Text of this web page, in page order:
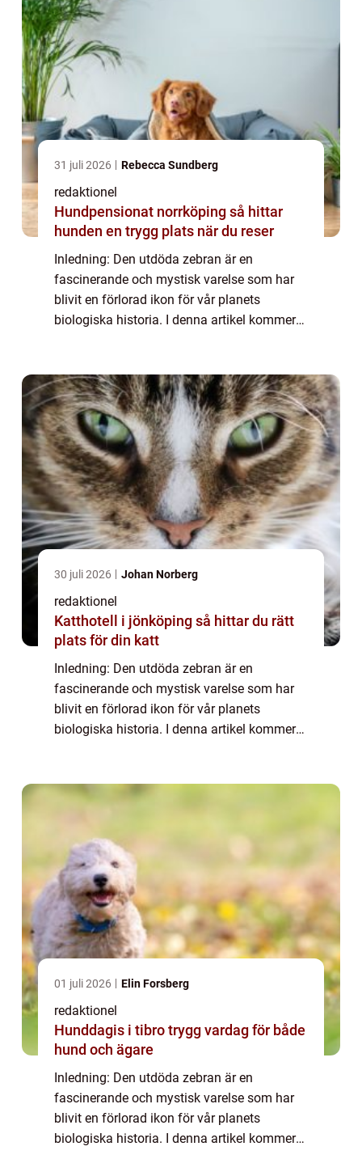
31 juli 2026 Rebecca Sundberg
redaktionel
Hundpensionat norrköping så hittar
hunden en trygg plats när du reser
Inledning: Den utdöda zebran är en
fascinerande och mystisk varelse som har
blivit en förlorad ikon för vår planets
biologiska historia. I denna artikel kommer
mätningar so...
30 juli 2026 Johan Norberg
redaktionel
Katthotell i jönköping så hittar du rätt
plats för din katt
Inledning: Den utdöda zebran är en
fascinerande och mystisk varelse som har
blivit en förlorad ikon för vår planets
biologiska historia. I denna artikel kommer
mätningar so...
01 juli 2026 Elin Forsberg
redaktionel
Hunddagis i tibro trygg vardag för både
hund och ägare
Inledning: Den utdöda zebran är en
fascinerande och mystisk varelse som har
blivit en förlorad ikon för vår planets
biologiska historia. I denna artikel kommer